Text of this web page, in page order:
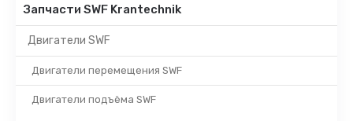
Запчасти SWF Krantechnik
Двигатели SWF
Двигатели перемещения SWF
Двигатели подъёма SWF